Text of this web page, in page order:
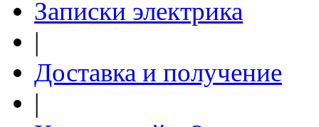
Записки электрика
|
Доставка и получение
|